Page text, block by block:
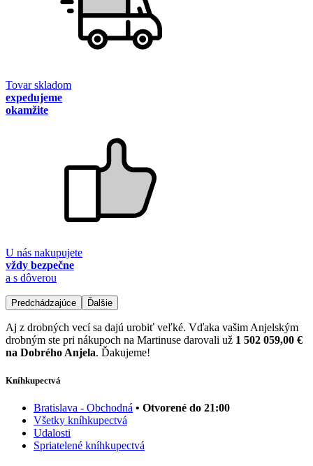
Tovar skladom
expedujeme
okamžite
U nás nakupujete
vždy bezpečne
a s dôverou
Predchádzajúce Ďalšie
Aj z drobných vecí sa dajú urobiť veľké. Vďaka vašim Anjelským
drobným ste pri nákupoch na Martinuse darovali už 1 502 059,00 €
na Dobrého Anjela. Ďakujeme!
Kníhkupectvá
Bratislava - Obchodná • Otvorené do 21:00
Všetky kníhkupectvá
Udalosti
Spriatelené kníhkupectvá